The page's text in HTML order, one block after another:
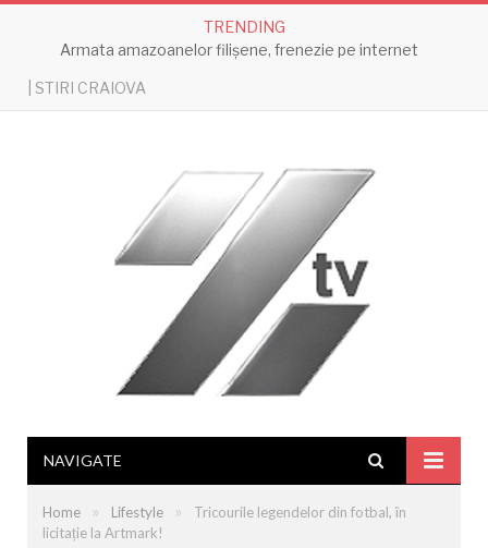
TRENDING
Armata amazoanelor filișene, frenezie pe internet
| STIRI CRAIOVA
NAVIGATE
Home » Lifestyle »
Tricourile legendelor din fotbal, în
licitație la Artmark!